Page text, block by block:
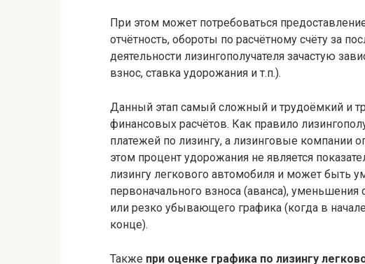
При этом может потребоваться
отчётность, обороты по расчётному счёту за
деятельности лизингополучателя зачастую
взнос, ставка удорожания и т.п.).
Данный этап самый сложный и трудоёмкий и
финансовых расчётов. Как правило
платежей по лизингу, а лизинговые компании
этом процент удорожания не является
лизингу легкового автомобиля и может быть
первоначального взноса (аванса),
или резко убывающего графика (когда в
конце).
Также при оценке графика по лизингу